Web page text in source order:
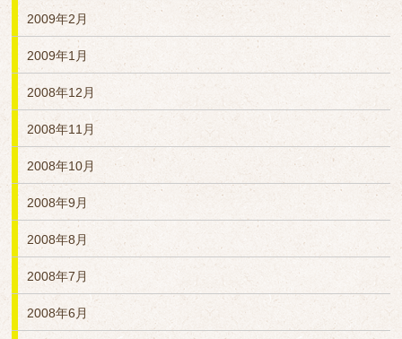
2009年2月
2009年1月
2008年12月
2008年11月
2008年10月
2008年9月
2008年8月
2008年7月
2008年6月